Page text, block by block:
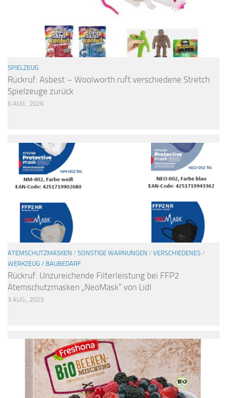
SPIELZEUG
Rückruf: Asbest – Woolworth ruft verschiedene Stretch
Spielzeuge zurück
6 AUG., 2026
ATEMSCHUTZMASKEN / SONSTIGE WARNUNGEN / VERSCHIEDENES /
WERKZEUG / BAUBEDARF
Rückruf: Unzureichende Filterleistung bei FFP2
Atemschutzmasken „NeoMask“ von Lidl
3 AUG., 2023